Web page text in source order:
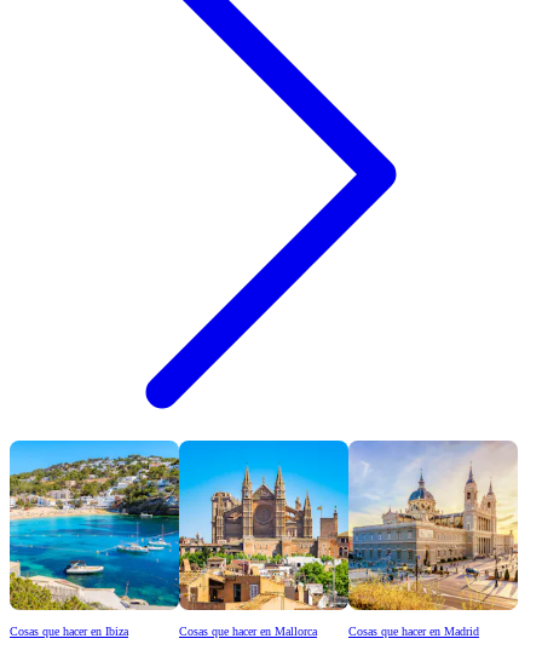
Cosas que hacer en Ibiza Cosas que hacer en Mallorca Cosas que hacer en Madrid